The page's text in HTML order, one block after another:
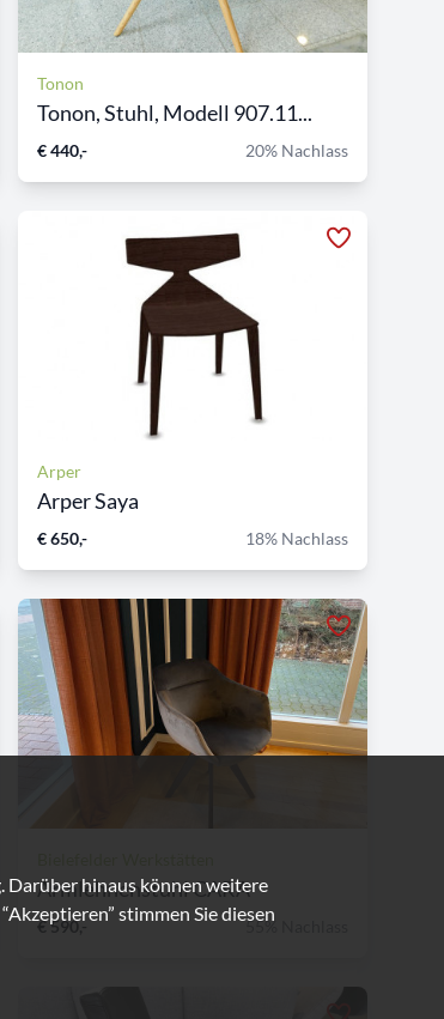
Tonon
Tonon, Stuhl, Modell 907.11...
€ 440,- 20% Nachlass
Arper
Arper Saya
€ 650,- 18% Nachlass
Armlehnenstuhl CARA
€ 590,- 55% Nachlass
Darüber hinaus können weitere
stimmen Sie diesen